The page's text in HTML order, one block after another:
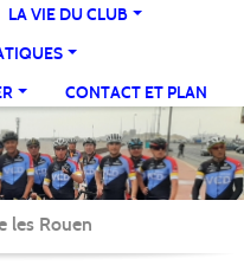
LA VIE DU CLUB
CONTACT ET PLAN
les Rouen